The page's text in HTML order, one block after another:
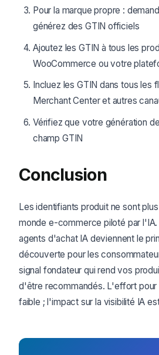
Pour la marque propre :
générez des GTIN officiels
Ajoutez les GTIN à tous les
WooCommerce ou votre
Incluez les GTIN dans tous les
Merchant Center et autres
Vérifiez que votre génération
champ GTIN
Conclusion
Les identifiants produit ne sont
monde e-commerce piloté par l'IA.
agents d'achat IA deviennent le
découverte pour les
signal fondateur qui rend vos
d'être recommandés. L'effort pour
faible ; l'impact sur la visibilité IA